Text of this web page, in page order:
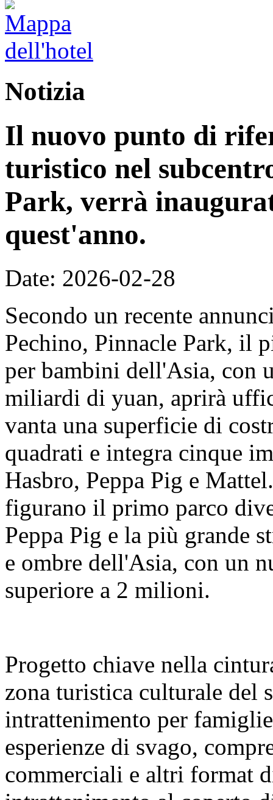
Notizia
Il nuovo punto di
turistico nel
Park, verrà
quest'anno.
Date: 2026-02-28
Secondo un recente
Pechino, Pinnacle Park, il
per bambini dell'Asia, con
miliardi di yuan, aprirà
vanta una superficie di
quadrati e integra cinque
Hasbro, Peppa Pig e
figurano il primo parco
Peppa Pig e la più grande
e ombre dell'Asia, con un
superiore a 2 milioni.
Progetto chiave nella
zona turistica culturale del
intrattenimento per
esperienze di svago,
commerciali e altri format